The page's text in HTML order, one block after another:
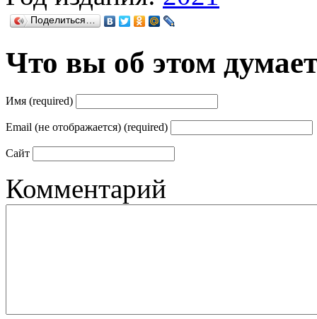
Поделиться…
Что вы об этом
Имя (required)
Email (не отображается) (required)
Сайт
Комментарий